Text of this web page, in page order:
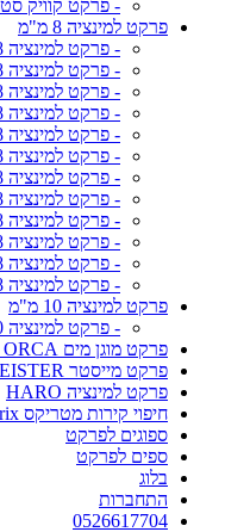
- פרקט קוויק
פרקט למינציה 8 מ"מ
- פרקט למינציה 8 מ"מ SWISS KRONO
- פרקט למינציה 8 מ"מ נקסט סטפ
- פרקט למינציה 8 מ"מ GENESIS
- פרקט למינציה 8 מ"מ SWISS KRONO רחב
- פרקט למינציה 8 מ"מ יורוהום
- פרקט למינציה 8 מ"מ סופר נטורל
- פרקט למינציה 8 מ"מ Classen
- פרקט למינציה 8 מ"מ סינכרום
- פרקט למינציה 8 מ"מ ואריו
- פרקט למינציה 8 מ"מ art floor
- פרקט למינציה 8 מ"מ קסטלו
- פרקט למינציה 8 מ"מ MGM
פרקט למינציה 10 מ"מ
- פרקט למינציה 10 מ"מ אלטיטיוד פלוס
פרקט מוגן מים Organic ORCA
פרקט מייסטר MEISTER
פרקט למינציה HARO
חיפוי קירות מטריקס Matrix
ספוגים לפרקט
ספים לפרקט
בלוג
התחברות
0526617704